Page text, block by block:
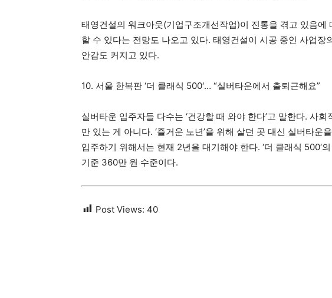
태영건설의 워크아웃(기업구조개선작업)이 진통을 겪고 있음
할 수 있다는 전망도 나오고 있다. 태영건설이 시공 중인 사업장
안감도 커지고 있다.
10. 서울 한복판 ‘더 클래식 500′… “실버타운에서 출퇴근해요”
실버타운 입주자들 다수는 ‘건강할 때 와야 한다’고 말한다. 사
만 있는 게 아니다. ‘즐거운 노년’을 위해 살던 곳 대신 실버타운
입주하기 위해서는 현재 2년을 대기해야 한다. ‘더 클래식 500′
기준 360만 원 수준이다.
Post Views: 40